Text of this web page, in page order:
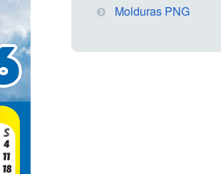
Molduras PNG